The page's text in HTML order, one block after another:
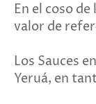
En el coso
valor de
Los Sauces
Yeruá, en